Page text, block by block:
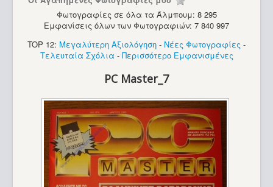
Φωτογραφίες σε όλα τα Άλμπουμ: 8 295
Εμφανίσεις όλων των Φωτογραφιών: 7 840 997
TOP 12: Μεγαλύτερη Αξιολόγηση - Νέες Φωτογραφίες -
Τελευταία Σχόλια - Περισσότερο Εμφανισμένες
PC Master_7